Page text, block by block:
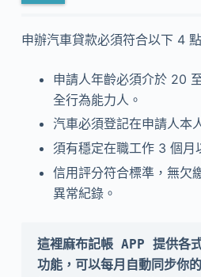
申辦汽車貸款必須符合以下 4
申請人年齡必須介於 20
全行為能力人。
汽車必須登記在申請人本
須有穩定在職工作 3 個月
信用評分符合標準，無欠
異常紀錄。
這裡麻布記帳 APP 提供各
功能，可以每月自動同步你